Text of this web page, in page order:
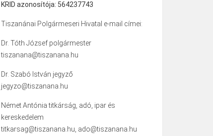
KRID azonosítója: 564237743
Tiszanánai Polgármeseri Hivatal e-mail címei:
Dr. Tóth József polgármester
tiszanana@tiszanana.hu
Dr. Szabó István jegyző
jegyzo@tiszanana.hu
Német Antónia titkárság, adó, ipar és
kereskedelem
titkarsag@tiszanana.hu, ado@tiszanana.hu